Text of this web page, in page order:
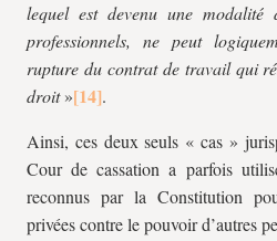
lequel est devenu une modalité
professionnels, ne peut
rupture du contrat de travail qui
droit»
.
Ainsi, ces deux seuls « cas »
Cour de cassation a parfois
reconnus par la Constitution
privées contre le pouvoir d’autres